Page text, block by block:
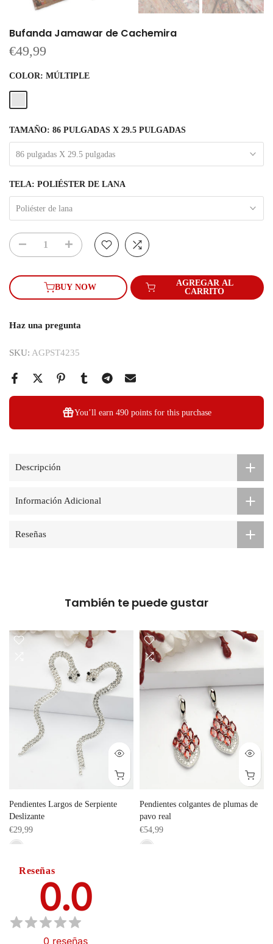
Bufanda Jamawar de Cachemira
€49,99
COLOR: MÚLTIPLE
TAMAÑO: 86 PULGADAS X 29.5 PULGADAS
86 pulgadas X 29.5 pulgadas
TELA: POLIÉSTER DE LANA
Poliéster de lana
BUY NOW
AGREGAR AL
CARRITO
Haz una pregunta
SKU: AGPST4235
You’ll earn 490 pointsfor this purchase
Descripción
Información Adicional
Reseñas
También te puede gustar
Pendientes Largos de Serpiente
Deslizante
€29,99
Pendientes colgantes de plumas de
pavo real
€54,99
Reseñas
0.0
0 reseñas